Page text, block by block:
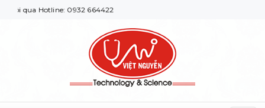
Hotline: 0932 664422